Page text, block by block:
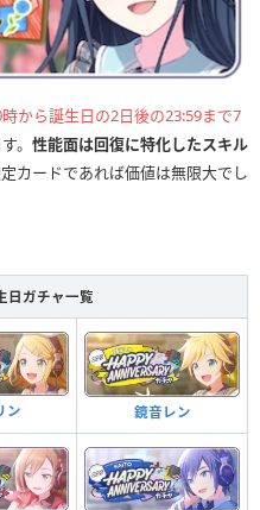
から誕生日の2日後の23:59まで7
。 性能面は回復に特化したスキル
カードであれば価値は無限大でし
日ガチャ一覧
ン 鏡音レン